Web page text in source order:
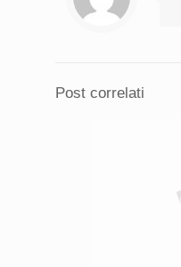
Post correlati